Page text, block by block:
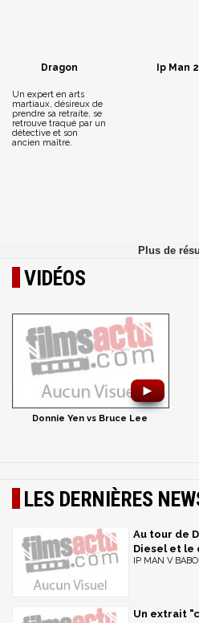
Dragon
Un expert en arts
martiaux, désireux de
prendre sa retraite, se
retrouve traqué par un
détective et son
ancien maître.
Ip Man 2
VIDÉOS
►
Donnie Yen vs Bruce Lee
LES DERNIÈRES
Au tour de
Diesel et le
IP MAN V
Un extrait